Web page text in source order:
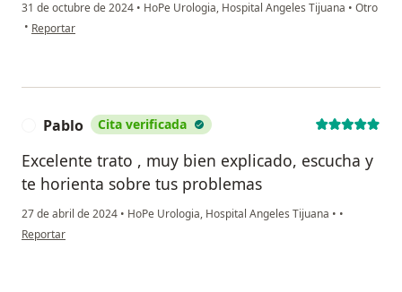
31 de octubre de 2024 • HoPe Urologia, Hospital Angeles Tijuana • Otro
• en opinión del usuario José
Reportar
Pablo Cita verificada
Excelente trato , muy bien explicado, escucha y
te horienta sobre tus problemas
27 de abril de 2024 • HoPe Urologia, Hospital Angeles Tijuana • •
en opinión del usuario Pablo
Reportar